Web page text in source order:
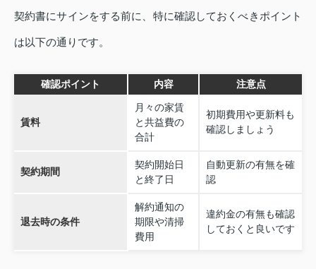
契約書にサインをする前に、特に確認しておくべきポイント
は以下の通りです。
確認ポイント 内容 注意点
賃料
月々の家賃
と共益費の
合計
初期費用や更新料も
確認しましょう
契約期間
契約開始日
と終了日
自動更新の有無を確
認
退去時の条件
解約通知の
期限や清掃
費用
違約金の有無も確認
しておくと良いです